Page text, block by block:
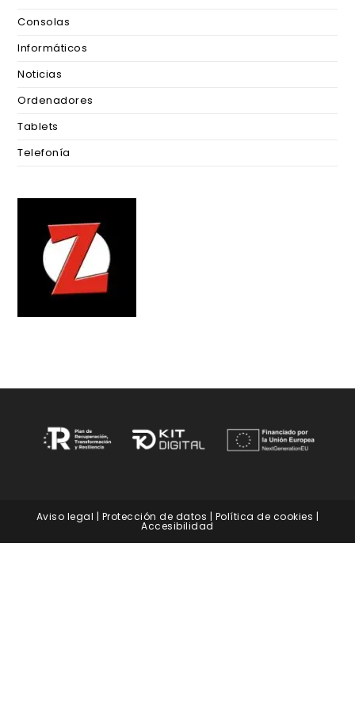
Consolas
Informáticos
Noticias
Ordenadores
Tablets
Telefonía
Aviso legal | Protección de datos | Política de cookies |
Accesibilidad